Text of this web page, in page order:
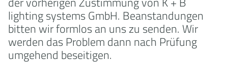
lighting systems GmbH. Beanstandungen
bitten wir formlos an uns zu senden. Wir
werden das Problem dann nach Prüfung
umgehend beseitigen.